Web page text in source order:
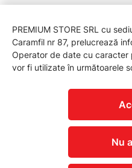
PREMIUM STORE SRL cu
Caramfil nr 87, prelucrează
Operator de date cu caracter
vor fi utilizate în următoarele
Nu